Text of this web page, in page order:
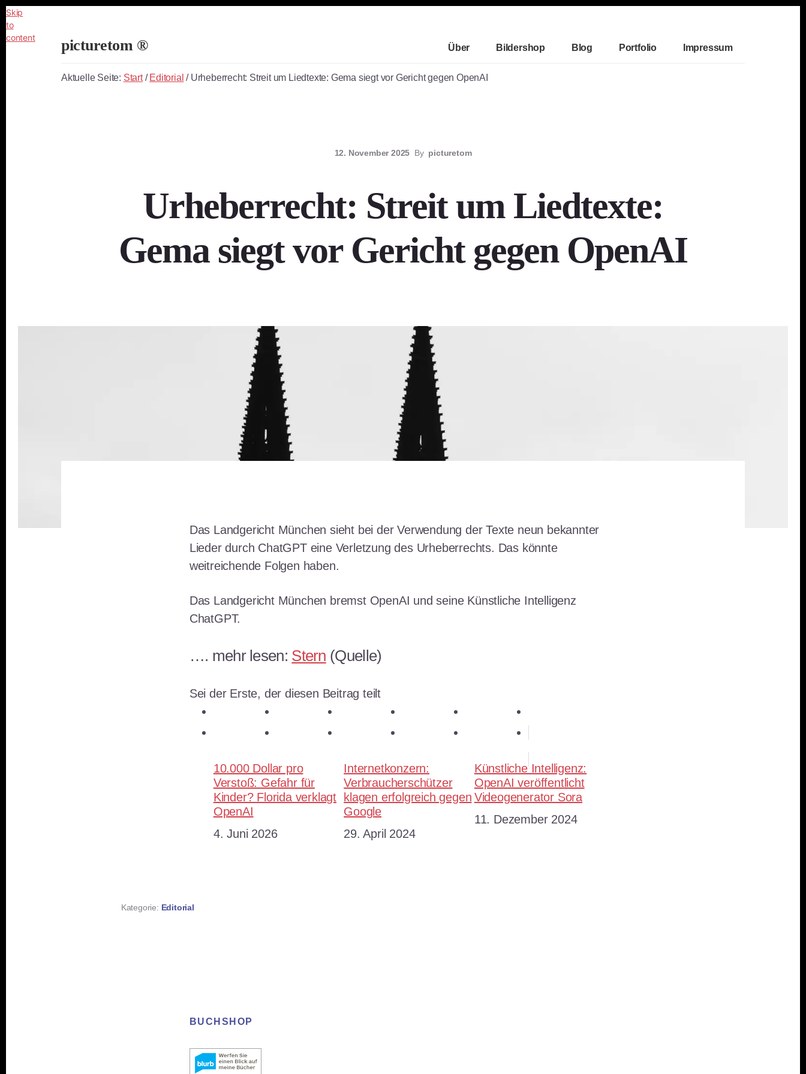
Skip
to
content
picturetom ®
Fine
Über Bildershop Blog Portfolio Impressum
Aktuelle Seite: Start / Editorial /Urheberrecht: Streit um Liedtexte: Gema siegt vor Gericht gegen OpenAI
12. November 2025 By picturetom
Urheberrecht: Streit um Liedtexte:
Gema siegt vor Gericht gegen OpenAI
Das Landgericht München sieht bei der Verwendung der Texte neun bekannter
Lieder durch ChatGPT eine Verletzung des Urheberrechts. Das könnte
weitreichende Folgen haben.
Das Landgericht München bremst OpenAI und seine Künstliche Intelligenz
ChatGPT.
…. mehr lesen: Stern (Quelle)
Sei der Erste, der diesen Beitrag teilt
10.000 Dollar pro
Verstoß: Gefahr für
Kinder? Florida verklagt
OpenAI
Datum
4. Juni 2026
Internetkonzern:
Verbraucherschützer
klagen erfolgreich gegen
Google
Datum
29. April 2024
Künstliche Intelligenz:
OpenAI veröffentlicht
Videogenerator Sora
Datum
11. Dezember 2024
Kategorie: Editorial
BUCHSHOP